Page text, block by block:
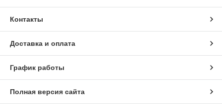
Контакты
Доставка и оплата
График работы
Полная версия сайта